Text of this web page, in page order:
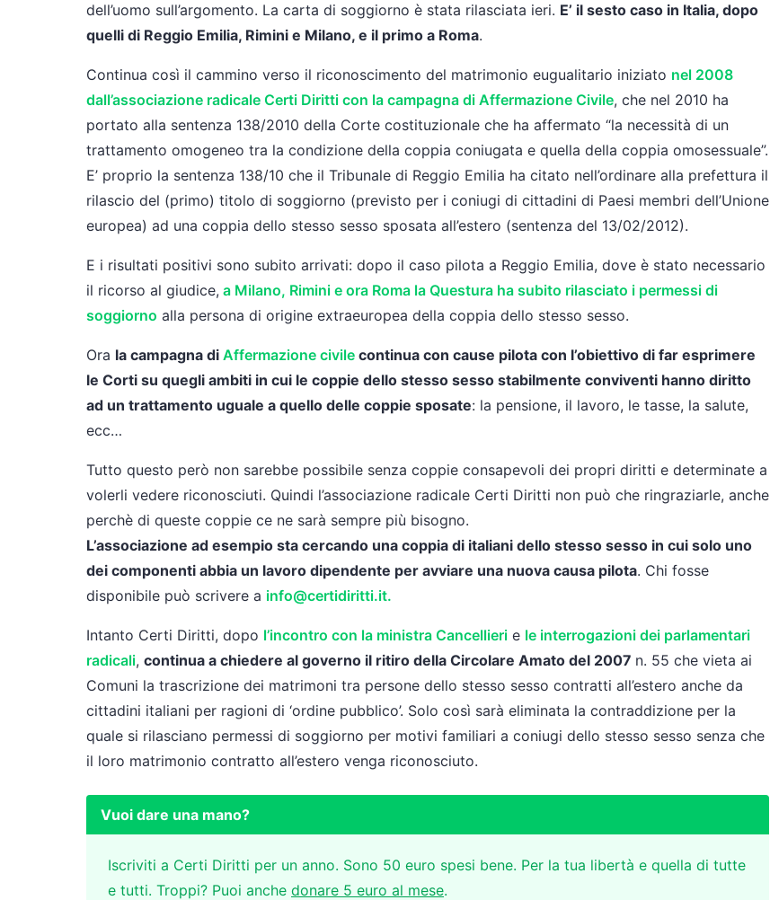
dell’uomo sull’argomento. La carta di soggiorno è stata rilasciata ieri. E’ il sesto caso in Italia, dopo
quelli di Reggio Emilia, Rimini e Milano, e il primo a Roma.
Continua così il cammino verso il riconoscimento del matrimonio eugualitario iniziato nel 2008
dall’associazione radicale Certi Diritti con la campagna di Affermazione Civile, che nel 2010 ha
portato alla sentenza 138/2010 della Corte costituzionale che ha affermato “la necessità di un
trattamento omogeneo tra la condizione della coppia coniugata e quella della coppia omosessuale”.
E’ proprio la sentenza 138/10 che il Tribunale di Reggio Emilia ha citato nell’ordinare alla prefettura il
rilascio del (primo) titolo di soggiorno (previsto per i coniugi di cittadini di Paesi membri dell’Unione
europea) ad una coppia dello stesso sesso sposata all’estero (sentenza del 13/02/2012).
E i risultati positivi sono subito arrivati: dopo il caso pilota a Reggio Emilia, dove è stato necessario
il ricorso al giudice, a Milano, Rimini e ora Roma la Questura ha subito rilasciato i permessi di
soggiorno alla persona di origine extraeuropea della coppia dello stesso sesso.
Ora la campagna di Affermazione civile continua con cause pilota con l’obiettivo di far esprimere
le Corti su quegli ambiti in cui le coppie dello stesso sesso stabilmente conviventi hanno diritto
ad un trattamento uguale a quello delle coppie sposate: la pensione, il lavoro, le tasse, la salute,
ecc…
Tutto questo però non sarebbe possibile senza coppie consapevoli dei propri diritti e determinate a
volerli vedere riconosciuti. Quindi l’associazione radicale Certi Diritti non può che ringraziarle, anche
perchè di queste coppie ce ne sarà sempre più bisogno.
L’associazione ad esempio sta cercando una coppia di italiani dello stesso sesso in cui solo uno
dei componenti abbia un lavoro dipendente per avviare una nuova causa pilota. Chi fosse
disponibile può scrivere a info@certidiritti.it.
Intanto Certi Diritti, dopo l’incontro con la ministra Cancellieri e le interrogazioni dei parlamentari
radicali, continua a chiedere al governo il ritiro della Circolare Amato del 2007 n. 55 che vieta ai
Comuni la trascrizione dei matrimoni tra persone dello stesso sesso contratti all’estero anche da
cittadini italiani per ragioni di ‘ordine pubblico’. Solo così sarà eliminata la contraddizione per la
quale si rilasciano permessi di soggiorno per motivi familiari a coniugi dello stesso sesso senza che
il loro matrimonio contratto all’estero venga riconosciuto.
Vuoi dare una mano?
Iscriviti a Certi Diritti per un anno. Sono 50 euro spesi bene. Per la tua libertà e quella di tutte
e tutti. Troppi? Puoi anche donare 5 euro al mese.